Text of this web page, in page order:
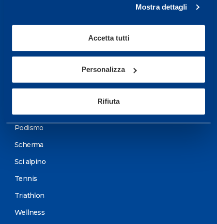
Mostra dettagli
Accetta tutti
Personalizza
Rifiuta
Podismo
Scherma
Sci alpino
Tennis
Triathlon
Wellness